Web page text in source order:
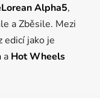
Alpha5,
a Zběsile. Mezi
edicí jako je
a Hot Wheels